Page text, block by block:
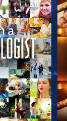
SÉRIE